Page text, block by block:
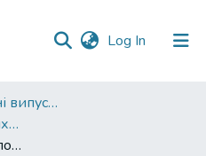
Log In (current)
01. Кваліфікаційні випускні роботи здобувачів вищої освіти
Факультет міжнародних відносин, політології та соціології
Партійні системи: типологія, умови і фактори еволюції